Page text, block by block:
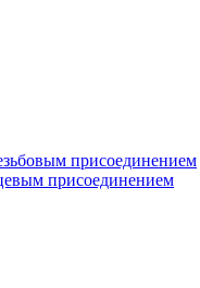
присоединением
присоединением